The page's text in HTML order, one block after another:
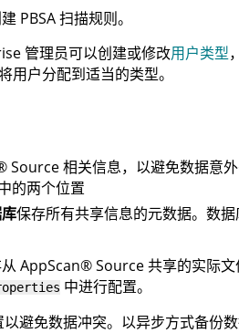
PBSA 扫描规则。
管理员可以创建或修改用户类型
用户分配到适当的类型。
Source相关信息，以避免数据意
的两个位置
保存所有共享信息的元数据。数
AppScan®Source共享的实际文
中进行配置。
避免数据冲突。以异步方式备份